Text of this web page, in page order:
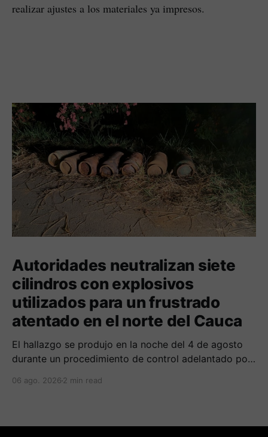
realizar ajustes a los materiales ya impresos.
Autoridades neutralizan siete
cilindros con explosivos
utilizados para un frustrado
atentado en el norte del Cauca
El hallazgo se produjo en la noche del 4 de agosto
durante un procedimiento de control adelantado por
06 ago. 2026 2 min read